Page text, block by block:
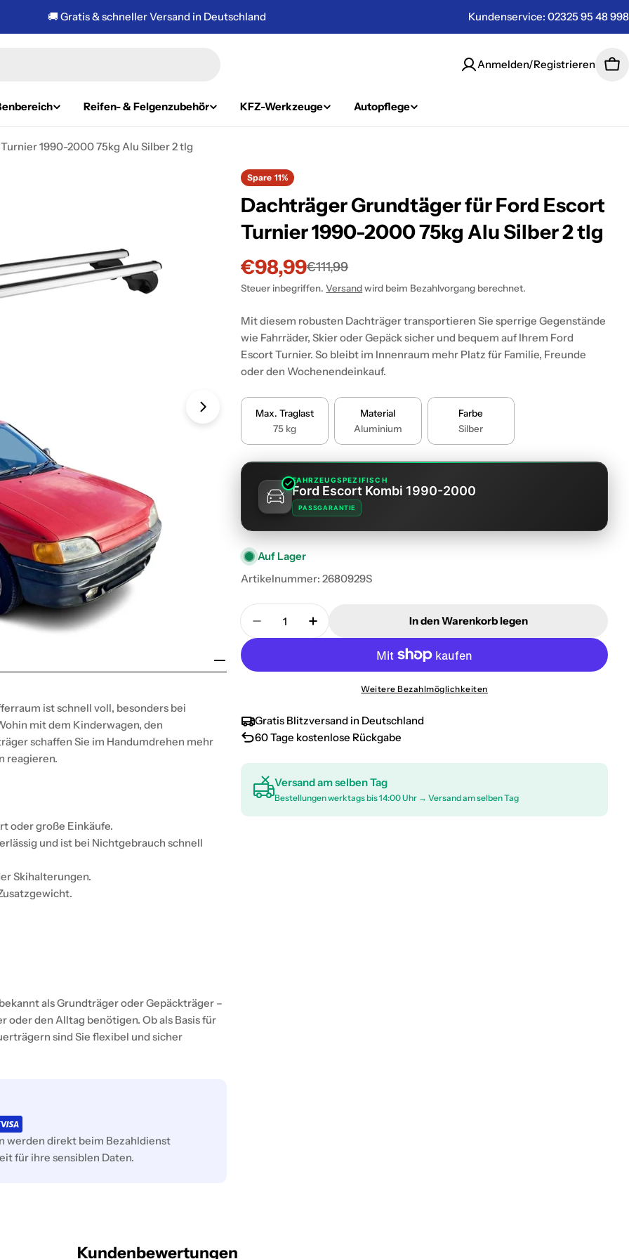
🚚 Gratis & schneller Versand in Deutschland Kundenservice: 02325 95 48 998
Anmelden/Registrieren
Reifen- & Felgenzubehör KFZ-Werkzeuge Autopflege
1990-2000 75kg Alu Silber 2 tlg
Öffnen Sie das Medium 1 im Modalformat
ist schnell voll, besonders bei
mit dem Kinderwagen, den
schaffen Sie im Handumdrehen mehr
reagieren.
oder große Einkäufe.
und ist bei Nichtgebrauch schnell
Skihalterungen.
als Grundträger oder Gepäckträger –
oder den Alltag benötigen. Ob als Basis für
sind Sie flexibel und sicher
werden direkt beim Bezahldienst
für ihre sensiblen Daten.
Spare 11%
Dachträger Grundtäger für Ford Escort
Turnier 1990-2000 75kg Alu Silber 2 tlg
Verkaufspreis
€98,99
Regulärer
Preis
€111,99
Steuer inbegriffen.Versandwird beim Bezahlvorgang berechnet.
Mit diesem robusten Dachträger transportieren Sie sperrige Gegenstände
wie Fahrräder, Skier oder Gepäck sicher und bequem auf Ihrem Ford
Escort Turnier. So bleibt im Innenraum mehr Platz für Familie, Freunde
oder den Wochenendeinkauf.
Max. Traglast
75 kg
Material
Aluminium
Farbe
Silber
FAHRZEUGSPEZIFISCH
Ford Escort Kombi 1990-2000
PASSGARANTIE
Auf Lager
Artikelnummer: 2680929S
Menge
Menge für Dachträger Grundtäger für Ford Escort Turnier
Menge für Dachträger Grundtäger für Ford Escort
In den Warenkorb legen
Weitere Bezahlmöglichkeiten
Gratis Blitzversand in Deutschland
60 Tage kostenlose Rückgabe
Versand am selben Tag
Bestellungen werktags bis 14:00 Uhr → Versand am selben Tag
Kundenbewertungen